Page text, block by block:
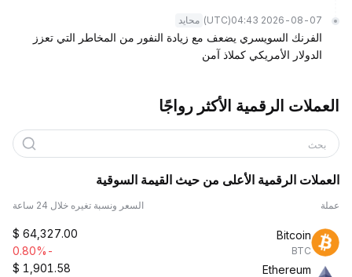
2026-08-07 04:43
(UTC) محايد
الفرنك السويسري يضعف مع زيادة النفور من المخاطر التي تعزز
الدولار الأمريكي كملاذ آمن
العملات الرقمية الأكثر رواجًا
بحث
العملات الرقمية الأعلى من حيث القيمة السوقية
عملة السعر ونسبة تغيره خلال 24 ساعة
Bitcoin
BTC
$ 64,327.00
-0.80%
Ethereum
$ 1,901.58